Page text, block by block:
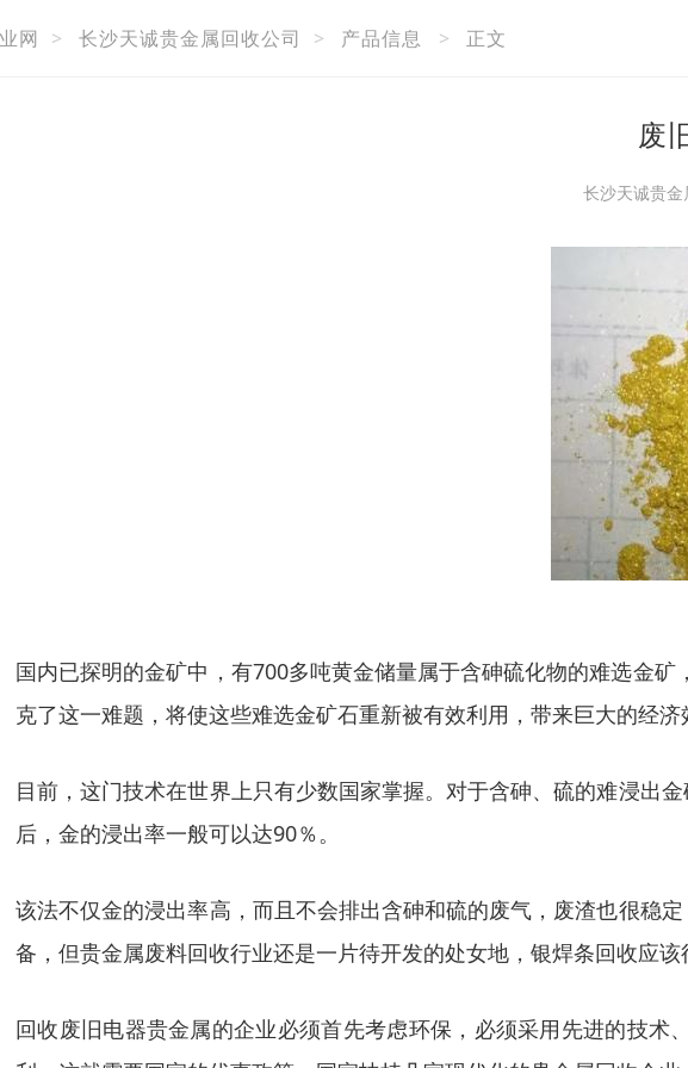
网 > 长沙天诚贵金属回收公司 > 产品信息 > 正文
废
长沙天诚贵金
国内已探明的金矿中，有700多吨黄金储量属于含砷硫化物的难选金
克了这一难题，将使这些难选金矿石重新被有效利用，带来巨大的经
目前，这门技术在世界上只有少数国家掌握。对于含砷、硫的难浸出
后，金的浸出率一般可以达90％。
该法不仅金的浸出率高，而且不会排出含砷和硫的废气，废渣也很稳
备，但贵金属废料回收行业还是一片待开发的处女地，银焊条回收应该
回收废旧电器贵金属的企业必须首先考虑环保，必须采用先进的技